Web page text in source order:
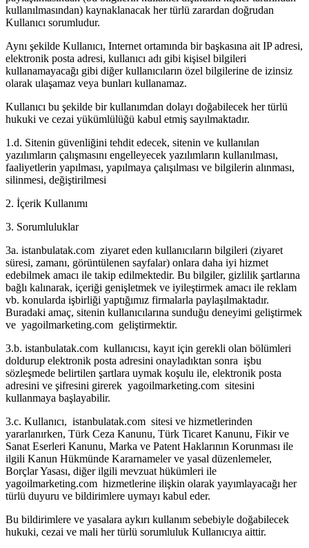
kullanılmasından) kaynaklanacak her türlü zarardan doğrudan
Kullanıcı sorumludur.
Aynı şekilde Kullanıcı, Internet ortamında bir başkasına ait IP adresi,
elektronik posta adresi, kullanıcı adı gibi kişisel bilgileri
kullanamayacağı gibi diğer kullanıcıların özel bilgilerine de izinsiz
olarak ulaşamaz veya bunları kullanamaz.
Kullanıcı bu şekilde bir kullanımdan dolayı doğabilecek her türlü
hukuki ve cezai yükümlülüğü kabul etmiş sayılmaktadır.
1.d. Sitenin güvenliğini tehdit edecek, sitenin ve kullanılan
yazılımların çalışmasını engelleyecek yazılımların kullanılması,
faaliyetlerin yapılması, yapılmaya çalışılması ve bilgilerin alınması,
silinmesi, değiştirilmesi
2. İçerik Kullanımı
3. Sorumluluklar
3a. istanbulatak.com ziyaret eden kullanıcıların bilgileri (ziyaret
süresi, zamanı, görüntülenen sayfalar) onlara daha iyi hizmet
edebilmek amacı ile takip edilmektedir. Bu bilgiler, gizlilik şartlarına
bağlı kalınarak, içeriği genişletmek ve iyileştirmek amacı ile reklam
vb. konularda işbirliği yaptığımız firmalarla paylaşılmaktadır.
Buradaki amaç, sitenin kullanıcılarına sunduğu deneyimi geliştirmek
ve yagoilmarketing.com geliştirmektir.
3.b. istanbulatak.com kullanıcısı, kayıt için gerekli olan bölümleri
doldurup elektronik posta adresini onayladıktan sonra işbu
sözleşmede belirtilen şartlara uymak koşulu ile, elektronik posta
adresini ve şifresini girerek yagoilmarketing.com sitesini
kullanmaya başlayabilir.
3.c. Kullanıcı, istanbulatak.com sitesi ve hizmetlerinden
yararlanırken, Türk Ceza Kanunu, Türk Ticaret Kanunu, Fikir ve
Sanat Eserleri Kanunu, Marka ve Patent Haklarının Korunması ile
ilgili Kanun Hükmünde Kararnameler ve yasal düzenlemeler,
Borçlar Yasası, diğer ilgili mevzuat hükümleri ile
yagoilmarketing.com hizmetlerine ilişkin olarak yayımlayacağı her
türlü duyuru ve bildirimlere uymayı kabul eder.
Bu bildirimlere ve yasalara aykırı kullanım sebebiyle doğabilecek
hukuki, cezai ve mali her türlü sorumluluk Kullanıcıya aittir.